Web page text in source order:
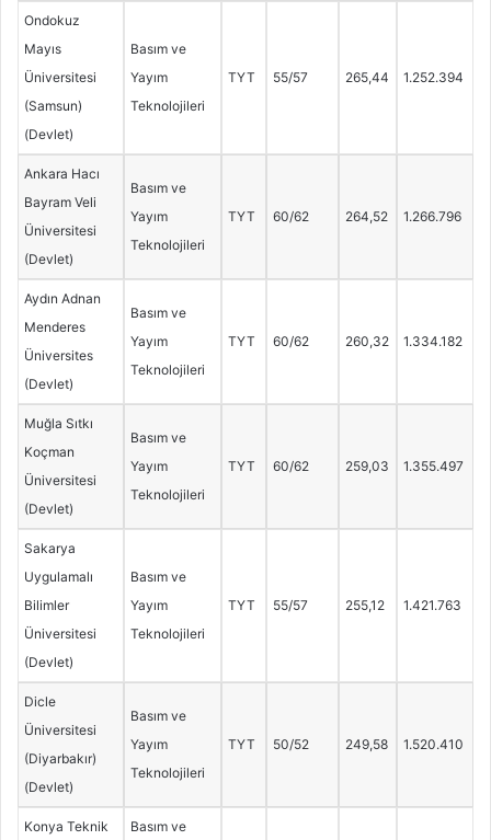
Ondokuz
Mayıs
Üniversitesi
(Samsun)
(Devlet)
Basım ve
Yayım
Teknolojileri
TYT 55/57 265,44 1.252.394
Ankara Hacı
Bayram Veli
Üniversitesi
(Devlet)
Basım ve
Yayım
Teknolojileri
TYT 60/62 264,52 1.266.796
Aydın Adnan
Menderes
Üniversites
(Devlet)
Basım ve
Yayım
Teknolojileri
TYT 60/62 260,32 1.334.182
Muğla Sıtkı
Koçman
Üniversitesi
(Devlet)
Basım ve
Yayım
Teknolojileri
TYT 60/62 259,03 1.355.497
Sakarya
Uygulamalı
Bilimler
Üniversitesi
(Devlet)
Basım ve
Yayım
Teknolojileri
TYT 55/57 255,12 1.421.763
Dicle
Üniversitesi
(Diyarbakır)
(Devlet)
Basım ve
Yayım
Teknolojileri
TYT 50/52 249,58 1.520.410
Konya Teknik
Basım ve